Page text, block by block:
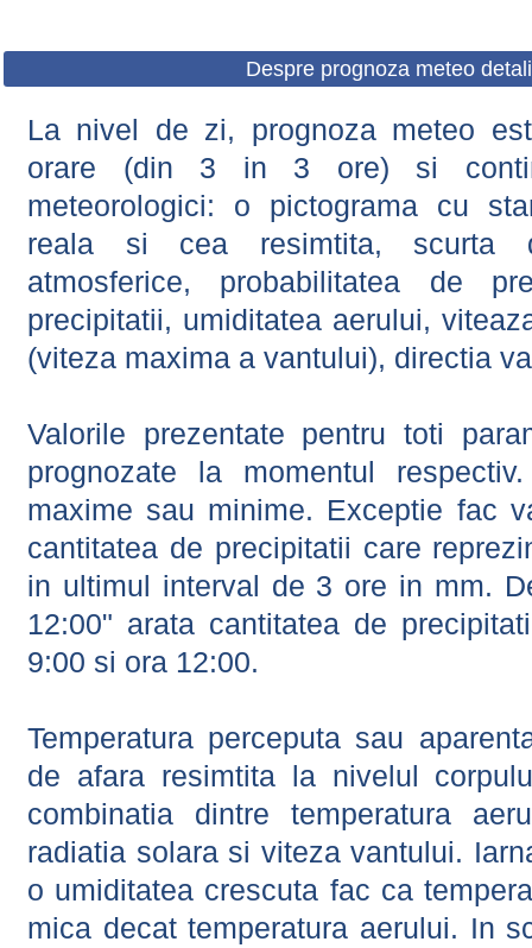
Despre prognoza meteo
La nivel de zi, prognoza meteo
orare (din 3 in 3 ore) si
meteorologici: o pictograma cu
reala si cea resimtita, scurta
atmosferice, probabilitatea de
precipitatii, umiditatea aerului,
(viteza maxima a vantului), directia
Valorile prezentate pentru toti
prognozate la momentul
maxime sau minime. Exceptie fac
cantitatea de precipitatii care
in ultimul interval de 3 ore in mm.
12:00" arata cantitatea de
9:00 si ora 12:00.
Temperatura perceputa sau
de afara resimtita la nivelul
combinatia dintre temperatura
radiatia solara si viteza vantului.
o umiditatea crescuta fac ca
mica decat temperatura aerului. In